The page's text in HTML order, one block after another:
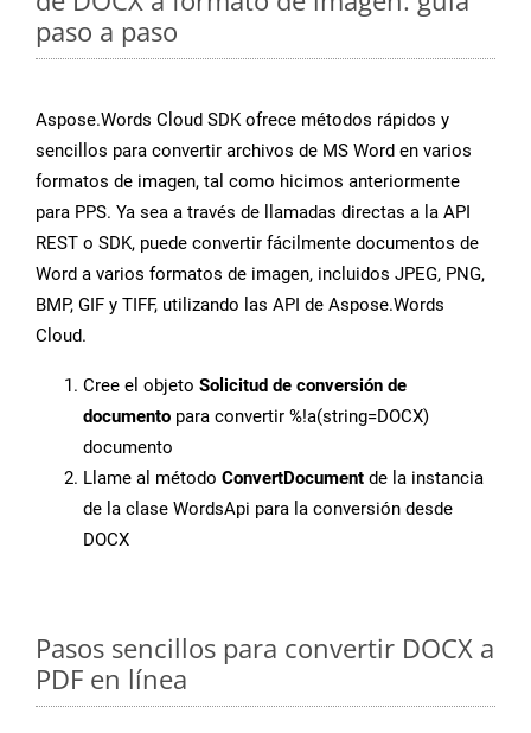
paso a paso
Aspose.Words Cloud SDK ofrece métodos rápidos y
sencillos para convertir archivos de MS Word en varios
formatos de imagen, tal como hicimos anteriormente
para PPS. Ya sea a través de llamadas directas a la API
REST o SDK, puede convertir fácilmente documentos de
Word a varios formatos de imagen, incluidos JPEG, PNG,
BMP, GIF y TIFF, utilizando las API de Aspose.Words
Cloud.
Cree el objeto Solicitud de conversión de
documento para convertir %!a(string=DOCX)
documento
Llame al método ConvertDocument de la instancia
de la clase WordsApi para la conversión desde
DOCX
Pasos sencillos para convertir DOCX a
PDF en línea